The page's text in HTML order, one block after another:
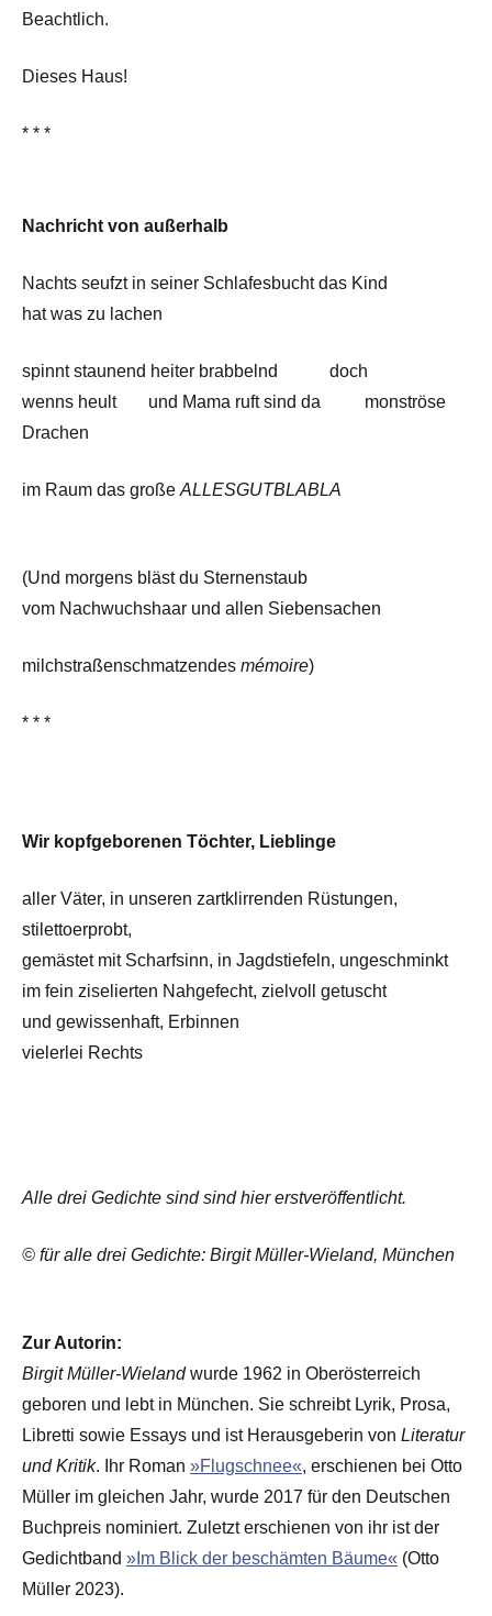
Beachtlich.
Dieses Haus!
* * *
Nachricht von außerhalb
Nachts seufzt in seiner Schlafesbucht das Kind
hat was zu lachen
spinnt staunend heiter brabbelnd
doch
wenns heult
und Mama ruft sind da
monströse
Drachen
im Raum das große ALLESGUTBLABLA
(Und morgens bläst du Sternenstaub
vom Nachwuchshaar und allen Siebensachen
milchstraßenschmatzendes mémoire)
* * *
Wir kopfgeborenen Töchter, Lieblinge
aller Väter, in unseren zartklirrenden Rüstungen,
stilettoerprobt,
gemästet mit Scharfsinn, in Jagdstiefeln, ungeschminkt
im fein ziselierten Nahgefecht, zielvoll getuscht
und gewissenhaft, Erbinnen
vielerlei Rechts
Alle drei Gedichte sind sind hier erstveröffentlicht.
© für alle drei Gedichte: Birgit Müller-Wieland, München
Zur Autorin:
Birgit Müller-Wielandwurde 1962 in Oberösterreich
geboren und lebt in München. Sie schreibt Lyrik, Prosa,
Libretti sowie Essays und ist Herausgeberin von Literatur
und Kritik. Ihr Roman »Flugschnee«, erschienen bei Otto
Müller im gleichen Jahr, wurde 2017 für den Deutschen
Buchpreis nominiert. Zuletzt erschienen von ihr ist der
Gedichtband »Im Blick der beschämten Bäume« (Otto
Müller 2023).